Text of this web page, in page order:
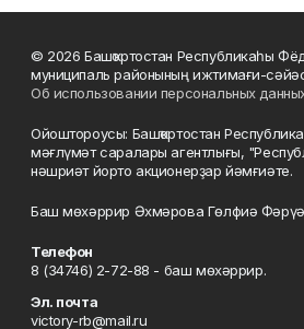
© 2026 Башҡортостан Республикаһы
муниципаль районының ижтимағи-
Об использовании персональных
Ойоштороусы: Башҡортостан
мәғлүмәт саралары агентлығы,
нәшриәт йорто акционерҙар йәмғиәте.
Баш мөхәррир Әхмәрова Гөлфиә
Телефон
8 (34746) 2-72-88 - баш мөхәррир.
Эл. почта
victory-rb@mail.ru